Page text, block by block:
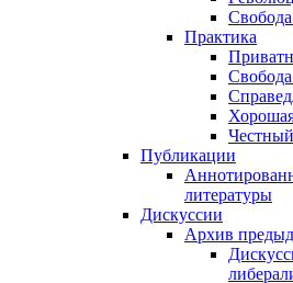
Свобода
Практика
Свобода
Публикации
литературы
Дискуссии
Архив